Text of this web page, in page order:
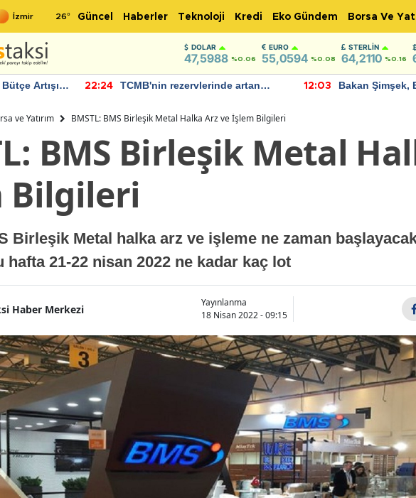
26° Güncel Haberler Teknoloji Kredi Eko Gündem Borsa Ve
DOLAR
47,5988 %0.06
EURO
55,0594 %0.08
STERLIN
64,2110 %0.16
Artışı
22:24
TCMB'nin rezervlerinde artan
12:03
Bakan Şimşek,
ve Yatırım BMSTL: BMS Birleşik Metal Halka Arz ve İşlem Bilgileri
BMS Birleşik Metal
Bilgileri
Birleşik Metal halka arz ve işleme ne zaman
hafta 21-22 nisan 2022 ne kadar kaç lot
Haber Merkezi
Yayınlanma
18 Nisan 2022 - 09:15